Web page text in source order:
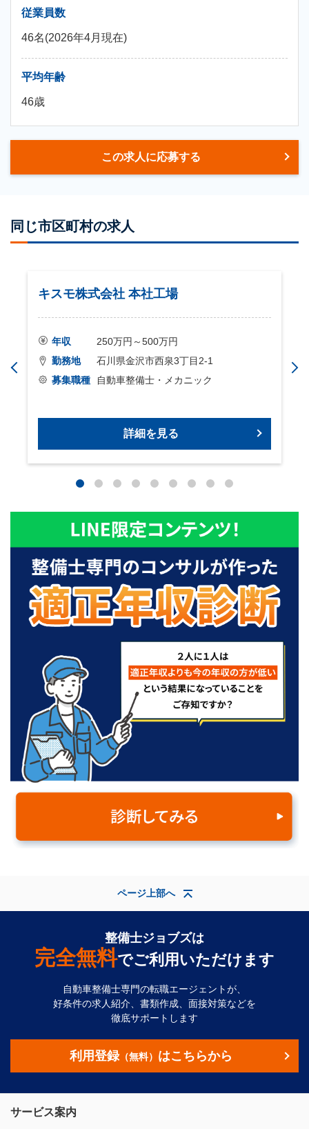
従業員数
46名(2026年4月現在)
平均年齢
46歳
この求人に応募する
同じ市区町村の求人
キスモ株式会社 本社工場
年収
250万円～500万円
勤務地
石川県金沢市西泉3丁目2-1
募集職種
自動車整備士・メカニック
詳細を見る
ページ上部へ
整備士ジョブズは
完全無料でご利用いただけます
自動車整備士専門の転職エージェントが、
好条件の求人紹介、書類作成、面接対策などを
徹底サポートします
利用登録（無料） はこちらから
サービス案内